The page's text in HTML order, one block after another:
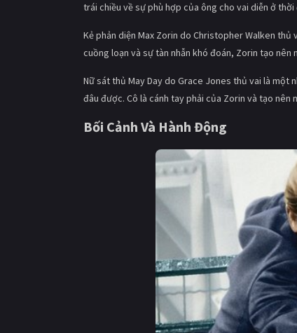
trái chiều về sự phù hợp của ông cho vai diễn ở thời
Kẻ phản diện Max Zorin do Christopher Walken
cuồng loạn và sự tàn nhẫn khó đoán, Zorin tạo
Nữ sát thủ May Day do Grace Jones thủ vai là một
đâu được. Cô là cánh tay phải của Zorin và tạo
Bối Cảnh Và Hành Động